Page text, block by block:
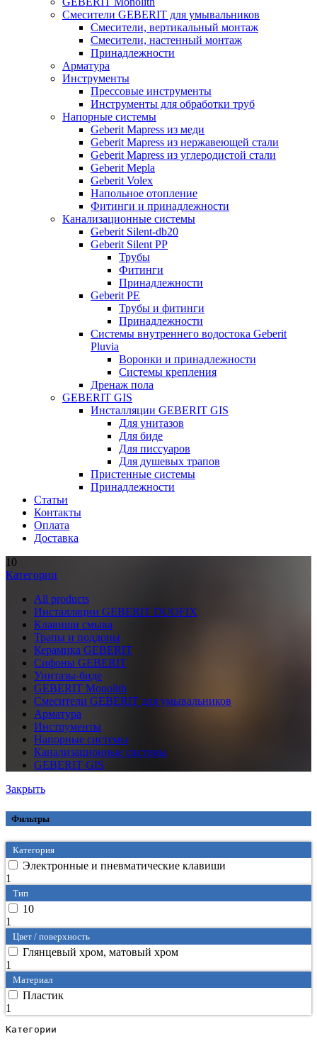
Смесители GEBERIT для умывальников
Смесители, вертикальный монтаж
Смесители, настенный монтаж
Принадлежности
Арматура
Инструменты
Прессовые инструменты
Инструменты для обработки труб
Напорные системы
Geberit Mapress из меди
Geberit Mapress из нержавеющей стали
Geberit Mapress из углеродистой стали
Geberit Mepla
Geberit Volex
Напольное отопление
Фитинги и принадлежности
Канализационные системы
Geberit Silent-db20
Geberit Silent PP
Трубы
Фитинги
Принадлежности
Geberit PE
Трубы и фитинги
Принадлежности
Системы внутреннего водостока Geberit
Pluvia
Воронки и принадлежности
Системы крепления
Дренаж пола
GEBERIT GIS
Инсталляции GEBERIT GIS
Для унитазов
Для биде
Для писсуаров
Для душевых трапов
Пристенные системы
Принадлежности
Статьи
Контакты
Оплата
Доставка
10
Категории
All products
Инсталляции GEBERIT DUOFIX
Клавиши смыва
Трапы и поддоны
Керамика GEBERIT
Сифоны GEBERIT
Унитазы-биде
GEBERIT Monolith
Смесители GEBERIT для умывальников
Арматура
Инструменты
Напорные системы
Канализационные системы
GEBERIT GIS
Закрыть
Фильтры
Категория
Электронные и пневматические клавиши
1
Тип
10
1
Цвет / поверхность
Глянцевый хром, матовый хром
1
Материал
Пластик
1
Категории